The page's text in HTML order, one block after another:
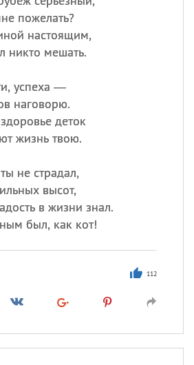
пожелать?
настоящим,
никто мешать.
успеха —
наговорю.
деток
жизнь твою.
не страдал,
высот,
в жизни знал.
был, как кот!
112